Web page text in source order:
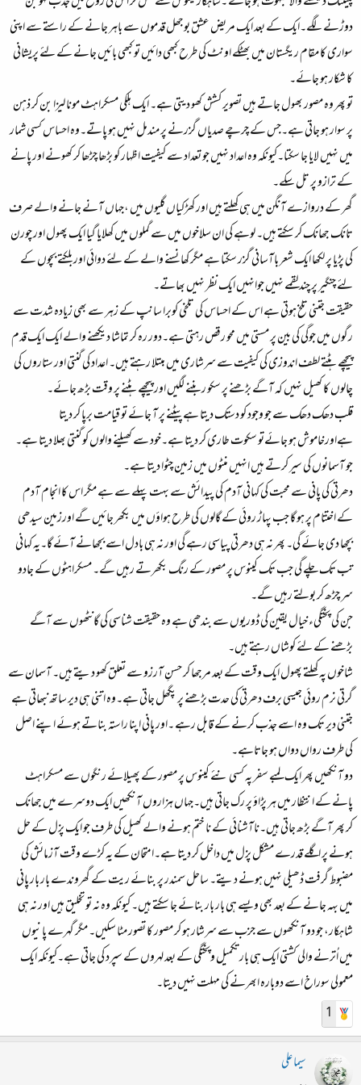
دوڑنے لگے۔ایک کے بعد ایک مریض عشق بوجھل قدموں سے باہر جانے کے راستے سے اپنی
سواری کا مقام ریگستان میں بھٹکے اونٹ کی طرح کبھی دائیں تو کبھی بائیں جانے کے لئے پریشانی
کا شکار ہو جائے۔
تو پھر وہ مصور بھول جاتے ہیں تصویر کشش کھو دیتی ہے۔ ایک ہلکی مسکراہٹ مونا لیزا بن کر ذہن
پر سوار ہو جاتی ہے۔جس کے چرچے صدیاں گزرنے پر مندمل نہیں ہو پاتے۔وہ احساس کسی شمار
میں نہیں لایا جا سکتا۔کیونکہ وہ اعداد نہیں جو تعداد سے کیفیت اظہار کو بڑھا چڑھا کر کھونے اور پانے
کے ترازو پر تل سکے۔
گھر کے دروازے آنگن میں ہی کھلتے ہیں اور کھڑکیاں گلیوں میں ،جہاں آنے جانے والے صرف
تانک جھانک کر سکتے ہیں۔ لوہے کی ان سلاخوں میں سے گملوں میں کھلایا گیا ایک پھول اور چورن
کی پڑیا پر لکھا ایک شعر باآسانی گزر سکتا ہے مگر کھانسنے والے کے لئے دوائی اور بلکتے بچوں کے
لئے چنگیر پر چند لقمے نہیں جوانہیں ایک نظر نہیں بھاتے۔
حقیقت جتنی تلخ ہوتی ہے اس کے احساس کی تلخی کوبرا سانپ کے زہر سے بھی زیادہ شدت سے
رگوں میں جوگی کی بین پر مستی میں محو رقص رہتی ہے۔دور رہ کر تماشا دیکھنے والے ایک ایک قدم
پیچھے ہٹتے لطف اندوزی کی کیفیت سے سرشاری میں مبتلا رہتے ہیں۔ اعداد کی گنتی اور ستاروں کی
چالوں کا کھیل نہیں کہ آگے بڑھنے پر سکو ربننے لگیں اور پیچھے ہٹنے پر وقت بڑھ جائے۔
قلب دھک دھک سے جو وجود کو دستک دیتا ہے پیٹنے پر آ جائے تو قیامت برپا کر دیتا
ہےاورخاموش ہو جائےتو سکوت طاری کر دیتا ہے۔خود سے کھیلنے والوں کو گنتی بھلا دیتا ہے۔
جو آسمانوں کی سیر کرتے ہیں انہیں منٹوں میں زمین چٹوا دیتا ہے۔
دھرتی کی پانی سے محبت کی کہانی آدم کی پیدائش سے بہت پہلے سے ہے مگر اس کا انجام آدم
کے اختتام پر ہو گا جب پہاڑ روئی کے گالوں کی طرح ہواؤں میں بکھر جائیں گے اورزمین سیدھی
بچھا دی جائے گی۔ پھر نہ ہی دھرتی پیاسی رہے گی اور نہ ہی بادل اسے بجھانے آئے گا۔یہ کہانی
تب تک چلے گی جب تک کینوس پر مصور کے رنگ بکھرتے رہیں گے۔ مسکراہٹوں کے جادو
سر چڑھ کر بولتے رہیں گے۔
جن کی پختگیء خیال یقین کی ڈوریوں سے بندھی ہے وہ حقیقت شناسی کی گانٹھوں سے آگے
بڑھنے کے لئے کوشاں رہتے ہیں۔
شاخوں پہ کھلتے پھول ایک وقت کے بعد مرجھا کر حسنِ آرزو سے تعلق کھو دیتے ہیں۔ آسمان سے
گرتی نرم روئی جیسی برف دھرتی کی حدت بڑھنے پر پگھل جاتی ہے۔وہ اتنی ہی دیر ساتھ نبھاتی ہے
جتنی دیر تک وہ اسے جذب کرنے کے قابل رہے ۔اور پانی اپنا راستہ بناتے ہوئے اپنے اصل
کی طرف رواں دواں ہو جاتاہے۔
دو آنکھیں پھر ایک لمبے سفر پہ کسی نئے کینوس پر مصور کے پھیلائے رنگوں سے مسکراہٹ
پانے کے انتظار میں ہر پڑاؤ پر رک جاتی ہیں۔جہاں ہزاروں آنکھیں ایک دوسرے میں جھانک
کر پھر آگے بڑھ جاتی ہیں۔ناآشنائی کے نا ختم ہونے والے کھیل کی طرف جو ایک پزل کے حل
ہونے پر اگلے قدرے مشکل پزل میں داخل کر دیتا ہے۔امتحان کے یہ کڑے وقت آزمائش کی
مضبوط گرفت ڈھیلی نہیں ہونے دیتے۔ ساحل سمندر پر بنائے ریت کے گھروندے بار بار پانی
میں بہہ جانے کے بعد بھی ویسے ہی بار بار بنائے جا سکتے ہیں۔ کیونکہ وہ نہ تو تخلیق ہیں اور نہ ہی
شاہکار، جو دو آنکھوں سے جزب سے سرشار ہو کر مصور کا تصور مٹا سکیں۔ مگر گہرے پانیوں
میں اُترنے والی کشتی ایک ہی بار تکمیل وپختگی کے بعد لہروں کے سپرد کی جاتی ہے۔کیونکہ ایک
معمولی سوراخ اسے دوبارہ ابھرنے کی مہلت نہیں دیتا۔
1
سیما علی